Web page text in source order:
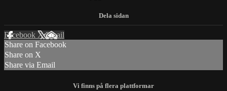
Facebook XEmail
Share on Facebook
Share on X
Share via Email